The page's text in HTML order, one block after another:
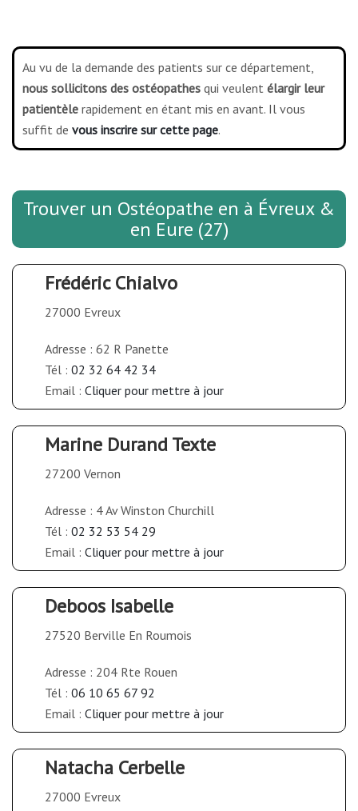
Au vu de la demande des patients sur ce département,
nous sollicitons des ostéopathes qui veulent élargir leur
patientèle rapidement en étant mis en avant. Il vous
suffit de vous inscrire sur cette page.
Trouver un Ostéopathe en à Évreux &
en Eure (27)
Frédéric Chialvo
27000 Evreux
Adresse : 62 R Panette
Tél : 02 32 64 42 34
Email : Cliquer pour mettre à jour
Marine Durand Texte
27200 Vernon
Adresse : 4 Av Winston Churchill
Tél : 02 32 53 54 29
Email : Cliquer pour mettre à jour
Deboos Isabelle
27520 Berville En Roumois
Adresse : 204 Rte Rouen
Tél : 06 10 65 67 92
Email : Cliquer pour mettre à jour
Natacha Cerbelle
27000 Evreux